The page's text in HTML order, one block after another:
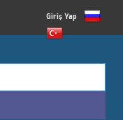
Giriş Yap